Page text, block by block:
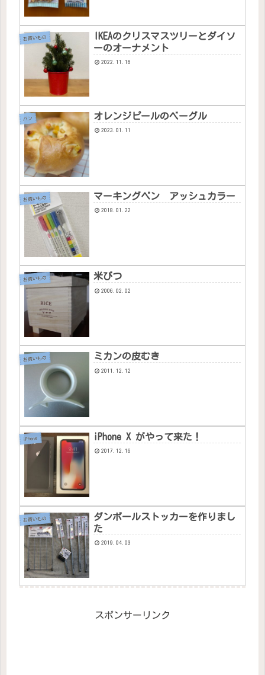
お買いもの
IKEAのクリスマスツリーとダイソ
ーのオーナメント
2022.11.16
パン オレンジピールのベーグル
2023.01.11
お買いもの マーキングペン アッシュカラー
2018.01.22
お買いもの 米びつ
2006.02.02
お買いもの ミカンの皮むき
2011.12.12
iPhone iPhone X がやって来た！
2017.12.16
お買いもの
ダンボールストッカーを作りまし
た
2019.04.03
スポンサーリンク